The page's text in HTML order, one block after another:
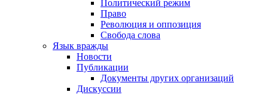
Политический режим
Право
Революция и оппозиция
Свобода слова
Язык вражды
Новости
Публикации
Документы других организаций
Дискуссии